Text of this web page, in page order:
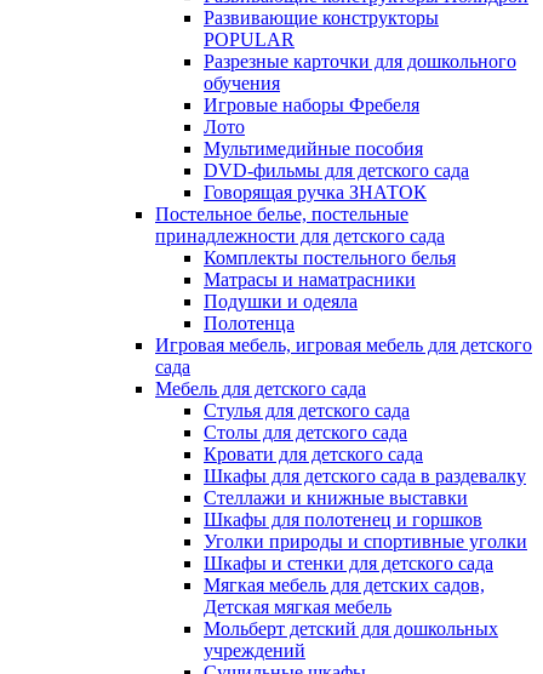
Развивающие конструкторы
POPULAR
Разрезные карточки для дошкольного
обучения
Игровые наборы Фребеля
Лото
Мультимедийные пособия
DVD-фильмы для детского сада
Говорящая ручка ЗНАТОК
Постельное белье, постельные
принадлежности для детского сада
Комплекты постельного белья
Матрасы и наматрасники
Подушки и одеяла
Полотенца
Игровая мебель, игровая мебель для детского
сада
Мебель для детского сада
Стулья для детского сада
Столы для детского сада
Кровати для детского сада
Шкафы для детского сада в раздевалку
Стеллажи и книжные выставки
Шкафы для полотенец и горшков
Уголки природы и спортивные уголки
Шкафы и стенки для детского сада
Мягкая мебель для детских садов,
Детская мягкая мебель
Мольберт детский для дошкольных
учреждений